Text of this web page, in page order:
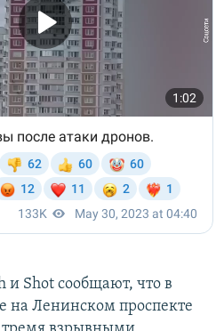
и Shot сообщают, что в
на Ленинском проспекте